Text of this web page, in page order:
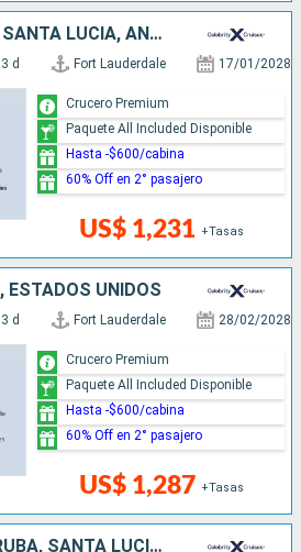
ARUBA, SAN MARTÍN, SANTA LUCIA, ANTIGUA Y BARBUDA, ESTADOS UNIDOS
d Fort Lauderdale 17/01/2028
US$ 1,231 +Tasas
Crucero Premium
Paquete All Included Disponible
Hasta -$600/cabina
60% Off en 2° pasajero
ESTADOS UNIDOS
d Fort Lauderdale 28/02/2028
US$ 1,287 +Tasas
Crucero Premium
Paquete All Included Disponible
Hasta -$600/cabina
60% Off en 2° pasajero
ESTADOS UNIDOS, ARUBA, SANTA LUCIA, PUERTO RICO, REPÚBLICA DOMINICANA